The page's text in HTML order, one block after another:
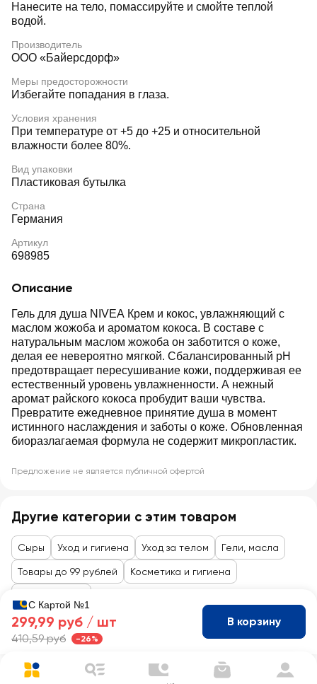
Нанесите на тело, помассируйте и смойте теплой
водой.
Производитель
ООО «Байерсдорф»
Меры предосторожности
Избегайте попадания в глаза.
Условия хранения
При температуре от +5 до +25 и относительной
влажности более 80%.
Вид упаковки
Пластиковая бутылка
Страна
Германия
Артикул
698985
Описание
Гель для душа NIVEA Крем и кокос, увлажняющий с
маслом жожоба и ароматом кокоса. В составе с
натуральным маслом жожоба он заботится о коже,
делая ее невероятно мягкой. Сбалансированный pH
предотвращает пересушивание кожи, поддерживая ее
естественный уровень увлажненности. А нежный
аромат райского кокоса пробудит ваши чувства.
Превратите ежедневное принятие душа в момент
истинного наслаждения и заботы о коже. Обновленная
биоразлагаемая формула не содержит микропластик.
Предложение не является публичной офертой
Другие категории с этим товаром
Сыры Уход и гигиена Уход за телом Гели, масла
Товары до 99 рублей Косметика и гигиена
С Картой №1
299,99 руб / шт
410,59 руб -26%
В корзину